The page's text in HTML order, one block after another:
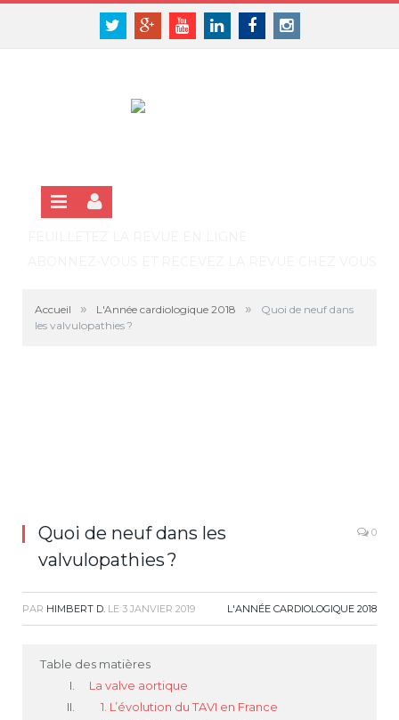
Panneau de gestion des cookies
TwitterGoogle+YoutubeLinkedinFacebookInstagram
SE CONNECTER
Accueil » L'Année cardiologique 2018 »
Quoi de neuf dans
les valvulopathies ?
Quoi de neuf dans les
valvulopathies ?
0
PAR HIMBERT D. LE 3 JANVIER 2019 L'ANNÉE CARDIOLOGIQUE 2018
Table des matières
La valve aortique
1. L’évolution du TAVI en France